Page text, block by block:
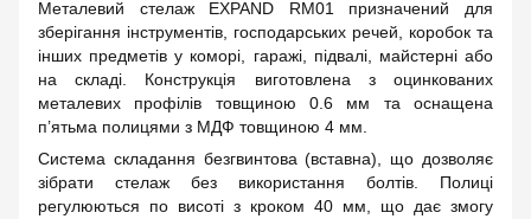
Металевий стелаж EXPAND RM01 призначений для
зберігання інструментів, господарських речей, коробок та
інших предметів у коморі, гаражі, підвалі, майстерні або
на складі. Конструкція виготовлена з оцинкованих
металевих профілів товщиною 0.6 мм та оснащена
п’ятьма полицями з МДФ товщиною 4 мм.
Система складання безгвинтова (вставна), що дозволяє
зібрати стелаж без використання болтів. Полиці
регулюються по висоті з кроком 40 мм, що дає змогу